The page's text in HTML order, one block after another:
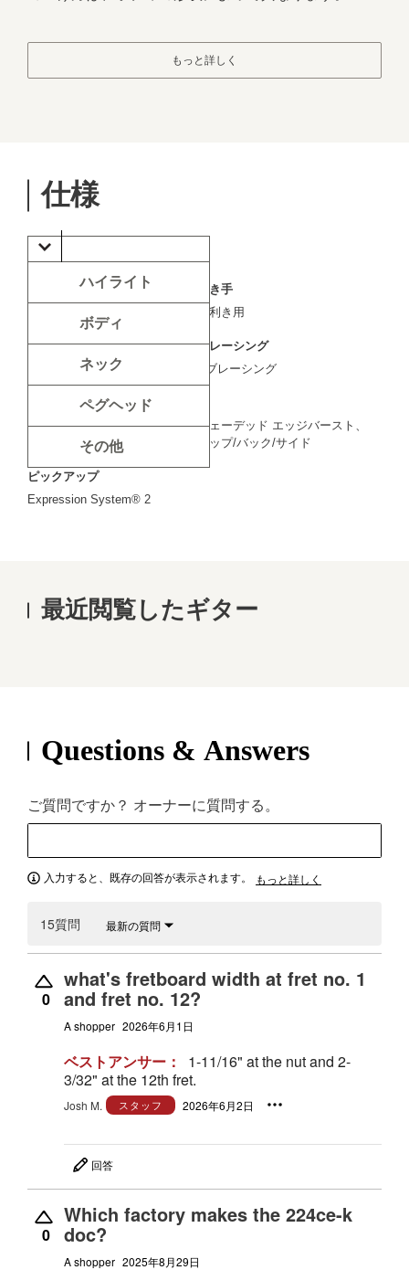
もっと詳しく
仕様
ハイライト
ボディ
ネック
ペグヘッド
その他
利き手
右利き用
シェイプ
Grand Concert
ブレーシング
Xブレーシング
カッタウェイ
ヴェネチアン・カッタウェイ
シェーデッド エッジバースト、
トップ/バック/サイド
ピックアップ
Expression System® 2
最近閲覧したギター
Questions & Answers
ご質問ですか？ オーナーに質問する。
入力すると、既存の回答が表示されます。 もっと詳しく
15質問 最新の質問
0
what's fretboard width at fret no. 1
and fret no. 12?
A shopper 2026年6月1日
ベストアンサー：
1-11/16" at the nut and 2-
3/32" at the 12th fret.
Josh M. スタッフ 2026年6月2日
回答
0
Which factory makes the 224ce-k
doc?
A shopper 2025年8月29日